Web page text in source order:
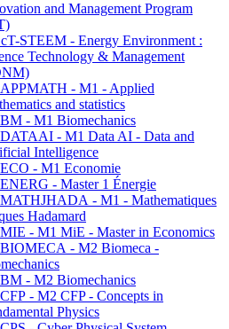
and Management Program
STEEM - Energy Environment :
Technology & Management
- M1 - Applied
and statistics
- M1 Biomechanics
- M1 Data AI - Data and
Intelligence
- M1 Economie
- Master 1 Énergie
- M1 - Mathematiques
Hadamard
- M1 MiE - Master in Economics
- M2 Biomeca -
- M2 Biomechanics
- M2 CFP - Concepts in
Physics